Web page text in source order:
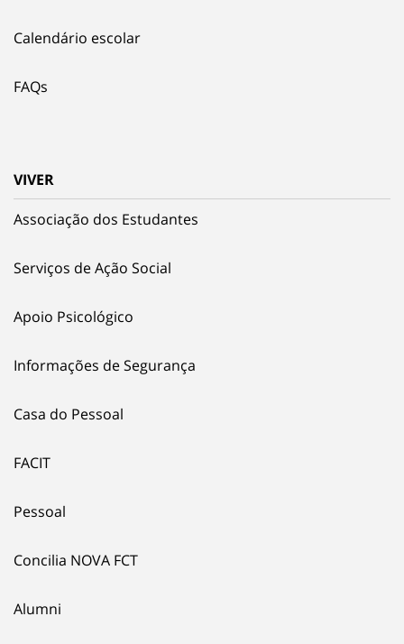
Calendário escolar
FAQs
VIVER
Associação dos Estudantes
Serviços de Ação Social
Apoio Psicológico
Informações de Segurança
Casa do Pessoal
FACIT
Pessoal
Concilia NOVA FCT
Alumni